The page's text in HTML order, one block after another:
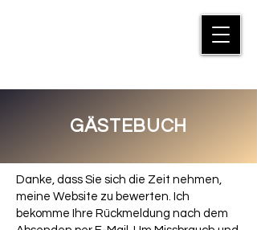
GÄSTEBUCH
Danke, dass Sie sich die Zeit nehmen,
meine Website zu bewerten. Ich
bekomme Ihre Rückmeldung nach dem